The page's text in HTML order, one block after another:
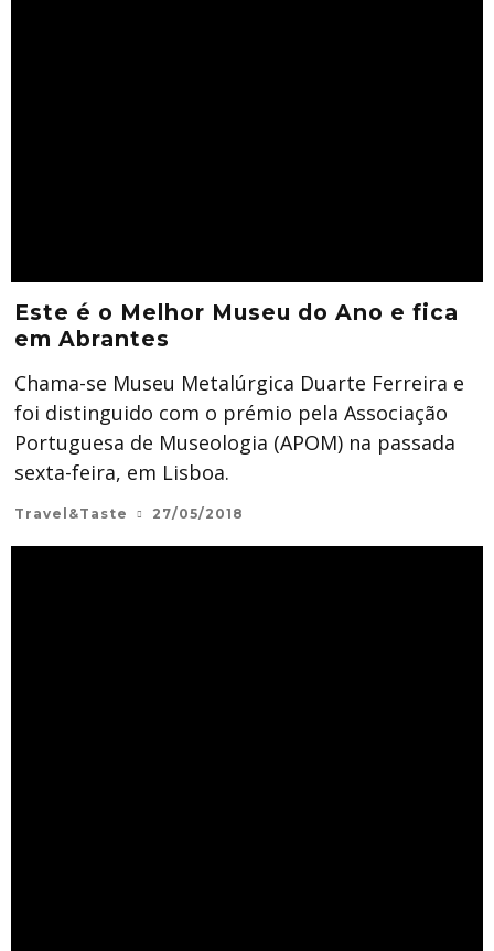
Este é o Melhor Museu do Ano e fica
em Abrantes
Chama-se Museu Metalúrgica Duarte Ferreira e
foi distinguido com o prémio pela Associação
Portuguesa de Museologia (APOM) na passada
sexta-feira, em Lisboa.
Travel&Taste 27/05/2018